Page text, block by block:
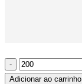
-
Adicionar ao carrinho